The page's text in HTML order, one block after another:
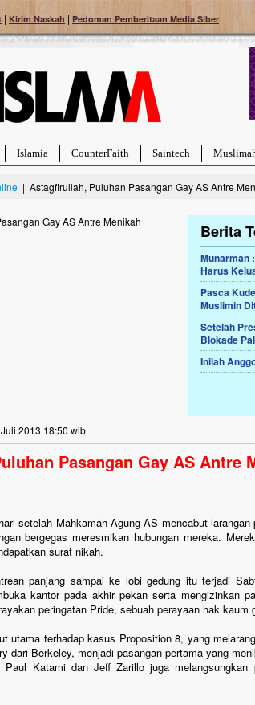
| Kirim Naskah | Pedoman Pemberitaan Media Siber
Islamia CounterFaith Saintech
| Astagfirullah, Puluhan Pasangan Gay AS Antre
Berita
Munarman
Harus
Pasca
Muslimin
Setelah
Blokade
Inilah
2013 18:50 wib
Pasangan Gay AS Antre
setelah Mahkamah Agung AS mencabut
bergegas meresmikan hubungan mereka.
surat nikah.
panjang sampai ke lobi gedung itu terjadi
kantor pada akhir pekan serta mengizinkan
peringatan Pride, sebuah perayaan hak kaum
utama terhadap kasus Proposition 8, yang
dari Berkeley, menjadi pasangan pertama yang
Paul Katami dan Jeff Zarillo juga melangsungkan
Nasib
berlumut, dan